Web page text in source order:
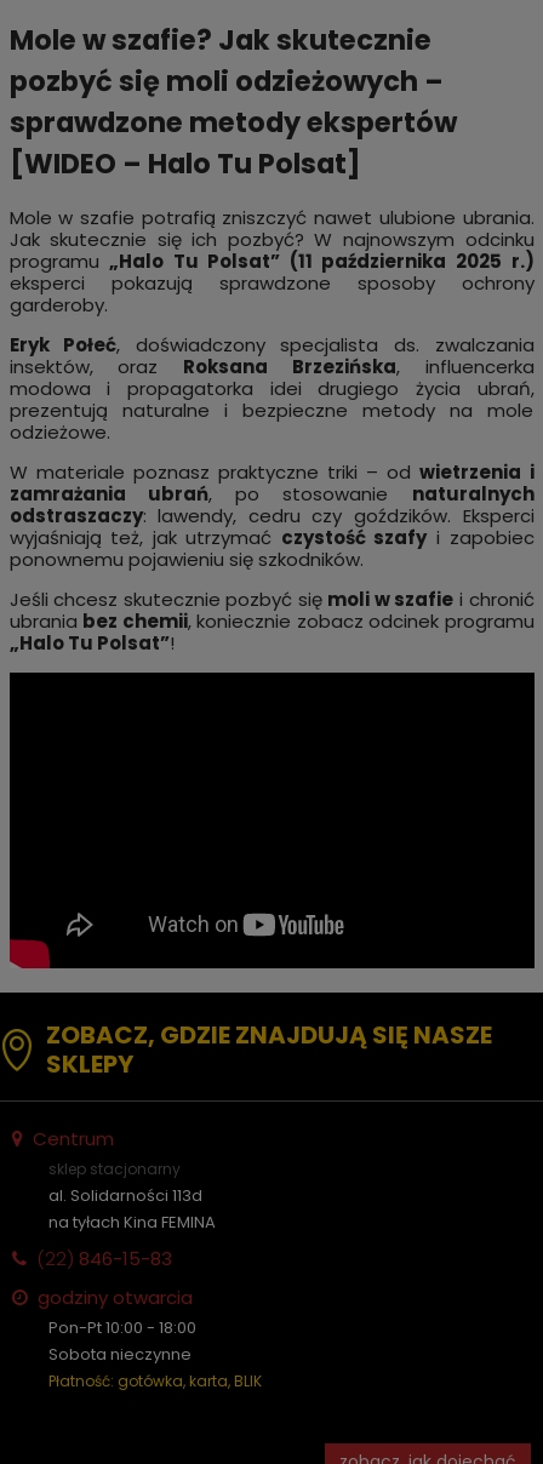
Mole w szafie? Jak skutecznie
pozbyć się moli odzieżowych –
sprawdzone metody ekspertów
[WIDEO – Halo Tu Polsat]
Mole w szafie potrafią zniszczyć nawet ulubione ubrania.
Jak skutecznie się ich pozbyć? W najnowszym odcinku
programu „Halo Tu Polsat” (11 października 2025 r.)
eksperci pokazują sprawdzone sposoby ochrony
garderoby.
Eryk Połeć, doświadczony specjalista ds. zwalczania
insektów, oraz Roksana Brzezińska, influencerka
modowa i propagatorka idei drugiego życia ubrań,
prezentują naturalne i bezpieczne metody na mole
odzieżowe.
W materiale poznasz praktyczne triki – odwietrzenia i
zamrażania ubrań, po stosowanie naturalnych
odstraszaczy: lawendy, cedru czy goździków. Eksperci
wyjaśniają też, jak utrzymać czystość szafyi zapobiec
ponownemu pojawieniu się szkodników.
Jeśli chcesz skutecznie pozbyć się moli w szafie i chronić
ubrania bez chemii, koniecznie zobacz odcinek programu
„Halo Tu Polsat”!
ZOBACZ, GDZIE ZNAJDUJĄ SIĘ NASZE
SKLEPY
Centrum
sklep stacjonarny
al. Solidarności 113d
na tyłach Kina FEMINA
(22) 846-15-83
godziny otwarcia
Pon-Pt 10:00 - 18:00
Sobota nieczynne
Płatność: gotówka, karta, BLIK